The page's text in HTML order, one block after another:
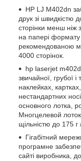
HP LJ M402dn
друк зі швидкістю
сторінки менш ніж
на папері
рекомендованою
4000 сторінок.
hp laserjet
звичайної, грубої
наклейках,
нестандартних
основного лотка,
Многцелевой
щільністю до 175 г
Гігабітний
програмне
сайті виробника,